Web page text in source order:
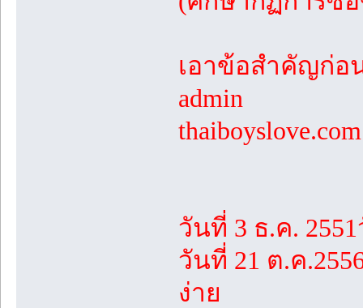
เอาข้อสำคัญก่อ
admin
วันที่ 3 ธ.ค.
วันที่ 21 ต.ค
ง่าย